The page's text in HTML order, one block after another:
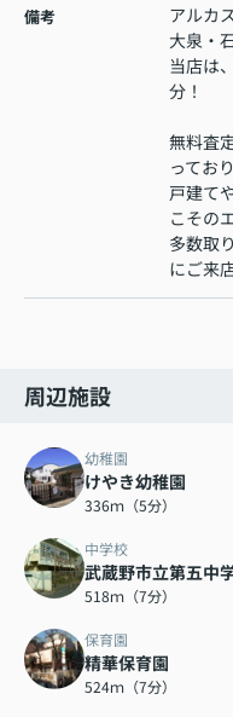
備考
アルカ
大泉・
当店は
分！
無料査
ってお
戸建て
こその
多数取
にご来
周辺施設
幼稚園
けやき幼稚園
336ｍ（5分）
中学校
武蔵野市立第五中
518ｍ（7分）
保育園
精華保育園
524ｍ（7分）